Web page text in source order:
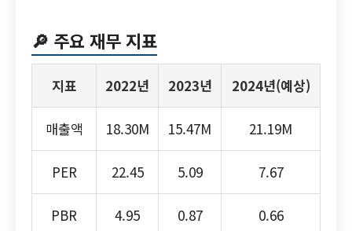
🔎 주요 재무 지표
지표 2022년 2023년 2024년(예상)
매출액 18.30M 15.47M 21.19M
PER 22.45 5.09 7.67
PBR 4.95 0.87 0.66